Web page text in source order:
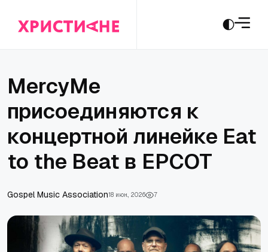
MercyMe
присоединяются к
концертной линейке Eat
to the Beat в EPCOT
Gospel Music Association18 июн., 2026 7